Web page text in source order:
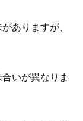
ありますが、
いが異なりま